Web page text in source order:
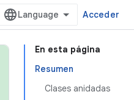
Acceder
En esta página
Resumen
Clases anidadas